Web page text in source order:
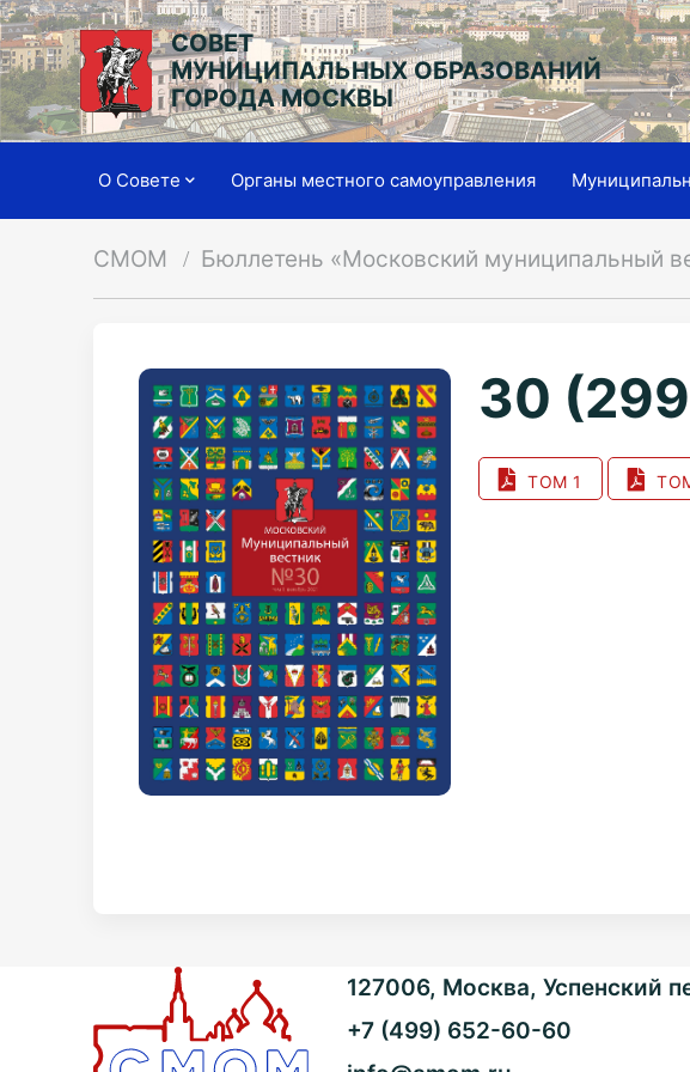
СОВЕТ
МУНИЦИПАЛЬНЫХ ОБРАЗОВАНИЙ
ГОРОДА МОСКВЫ
О Совете Органы местного самоуправления
СМОМ Бюллетень «Московский муниципальный
30
ТОМ 1
127006, Москва, Успенский
+7 (499) 652-60-60